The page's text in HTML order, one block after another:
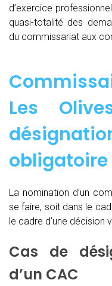
d’exercice
quasi-totalité des
du commissariat aux
Les
obligatoire
La nomination d’un
se faire, soit dans le
le cadre d’une décision
Cas de
d’un CAC